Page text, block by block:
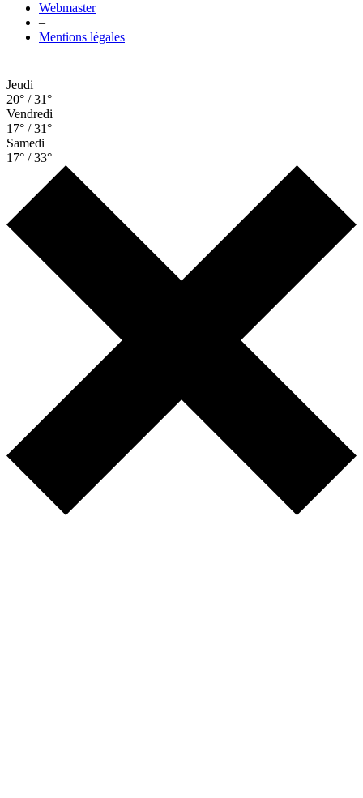
Webmaster
–
Mentions légales
Jeudi
20° / 31°
Vendredi
17° / 31°
Samedi
17° / 33°